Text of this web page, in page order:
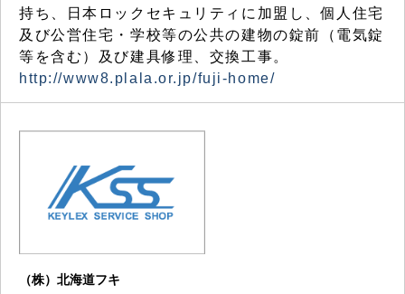
持ち、日本ロックセキュリティに加盟し、個人住宅
及び公営住宅・学校等の公共の建物の錠前（電気錠
等を含む）及び建具修理、交換工事。
http://www8.plala.or.jp/fuji-home/
（株）北海道フキ